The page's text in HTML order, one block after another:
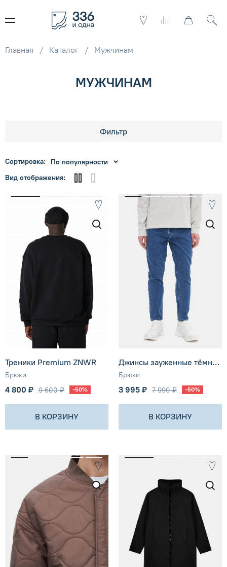
Главная Каталог Мужчинам
МУЖЧИНАМ
Фильтр
Сортировка:
По популярности
Вид отображения:
Треники Premium ZNWR
Брюки
4 800 ₽ 9 600 ₽ -50%
В КОРЗИНУ
Джинсы зауженные тёмно-синие мужские SHU
Брюки
3 995 ₽ 7 990 ₽ -50%
В КОРЗИНУ